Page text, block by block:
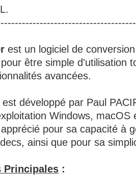
est un logiciel de
être simple d'utilisation
avancées.
développé par Paul
Windows, macOS
pour sa capacité à
ainsi que pour sa
Principales :